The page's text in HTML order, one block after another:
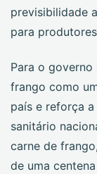
previsibilidade
para
Para o
frango como
país e reforça
sanitário
carne de
de uma